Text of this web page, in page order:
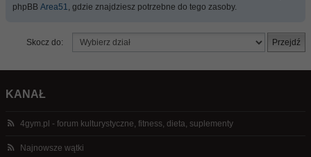
phpBB Area51, gdzie znajdziesz potrzebne do tego zasoby.
Skocz do:
KANAŁ
4gym.pl - forum kulturystyczne, fitness, dieta, suplementy
Najnowsze wątki